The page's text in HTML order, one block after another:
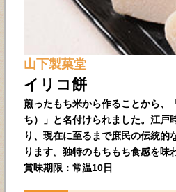
山下製菓堂
イリコ餅
煎ったもち米から作ることから、
ち）」と名付けられました。江戸
り、現在に至るまで庶民の伝統的
ります。独特のもちもち食感を味
賞味期限：常温10日